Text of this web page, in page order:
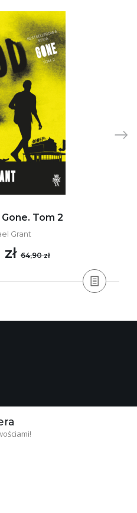
Gone. Tom 2
Grant
zł64,90 zł